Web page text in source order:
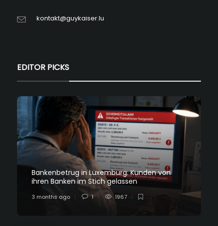
kontakt@guykaiser.lu
EDITOR PICKS
Bankenbetrug in Luxemburg: Kunden von
ihren Banken im Stich gelassen
3 months ago 1 1967